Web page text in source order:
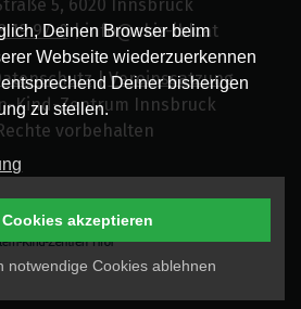
Deinen Browser beim
Webseite wiederzuerkennen
Deiner bisherigen
zu stellen.
notwendige Cookies ablehnen
akzeptieren
5, 6020 Innsbruck
19 97-0| info@ekiz-ibk.at
|Vereinssatzung
Kind-Zentrum Innsbruck
vorbehalten